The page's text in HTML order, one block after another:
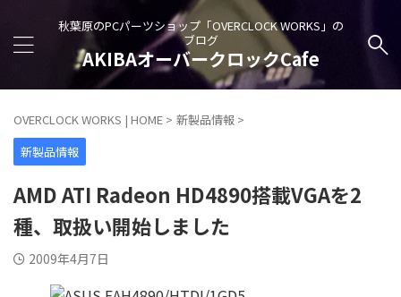
秋葉原のPCパーツショップ「OVERCLOCK WORKS」の
ブログ
AKIBAオーバークロックCafe
OVERCLOCK WORKS | HOME > 新製品情報 >
新製品情報
AMD ATI Radeon HD4890搭載VGAを2
種、取扱い開始しました
2009年4月7日